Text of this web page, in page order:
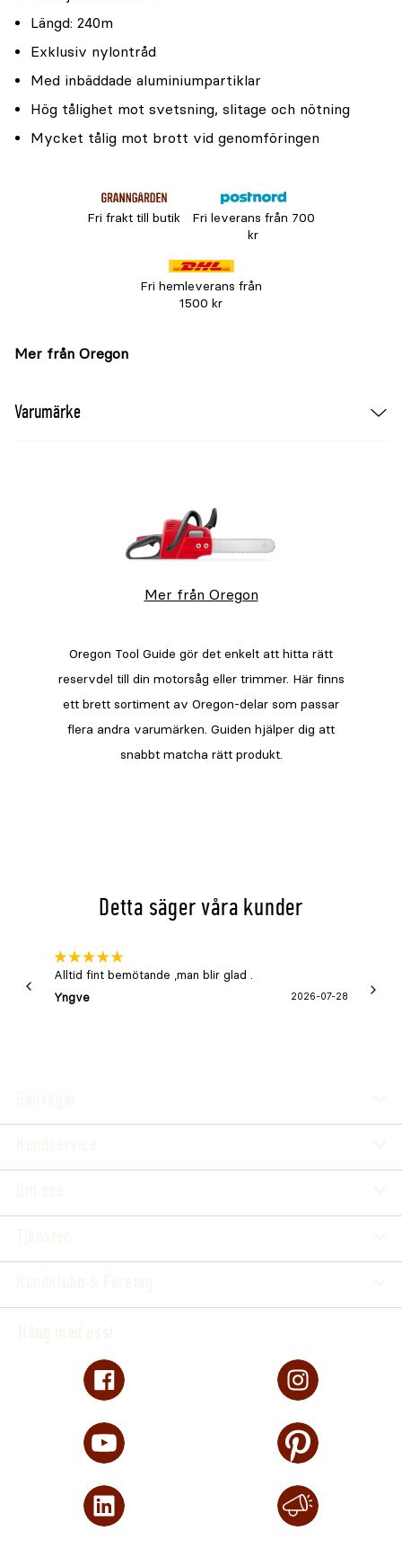
Längd: 240m
Exklusiv nylontråd
Med inbäddade aluminiumpartiklar
Hög tålighet mot svetsning, slitage och nötning
Mycket tålig mot brott vid genomföringen
Fri frakt till butik
Fri leverans från 700
kr
Fri hemleverans från
1500 kr
Mer från Oregon
Varumärke
Mer från Oregon
Detta säger våra kunder
Alltid fint bemötande ,man blir glad .
Yngve
2026-07-28